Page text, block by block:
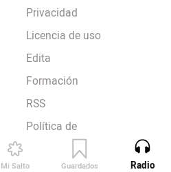
Mi Salto Guardados Revista
Radio
Privacidad
Licencia de uso
Edita
Formación
RSS
Política de
privacidad
Política de cookies